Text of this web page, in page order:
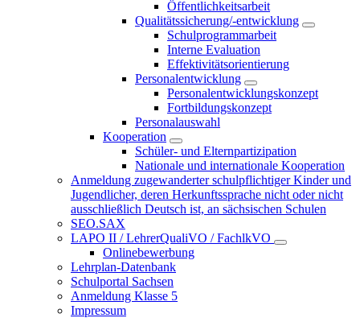
Öffentlichkeitsarbeit
Qualitätssicherung/-entwicklung
Schulprogrammarbeit
Interne Evaluation
Effektivitätsorientierung
Personalentwicklung
Personalentwicklungskonzept
Fortbildungskonzept
Personalauswahl
Kooperation
Schüler- und Elternpartizipation
Nationale und internationale Kooperation
Anmeldung zugewanderter schulpflichtiger Kinder und
Jugendlicher, deren Herkunftssprache nicht oder nicht
ausschließlich Deutsch ist, an sächsischen Schulen
SEO.SAX
LAPO II / LehrerQualiVO / FachlkVO
Onlinebewerbung
Lehrplan-Datenbank
Schulportal Sachsen
Anmeldung Klasse 5
Impressum